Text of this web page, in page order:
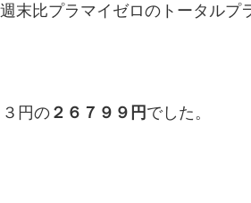
末比プラマイゼロのトータルプ
円の ２６７９９円 でした。